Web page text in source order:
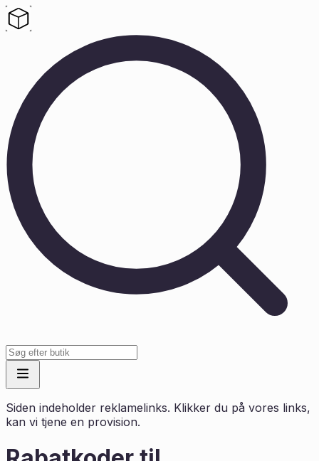
Siden indeholder reklamelinks. Klikker du på vores links,
kan vi tjene en provision.